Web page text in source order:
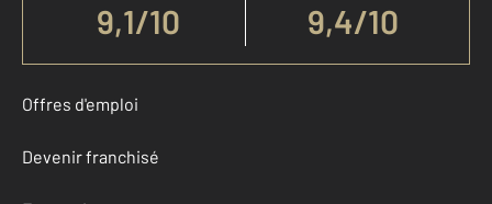
9,1/10 9,4/10
Offres d'emploi
Devenir franchisé